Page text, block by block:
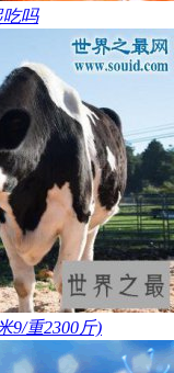
吃吗
9/重2300斤)